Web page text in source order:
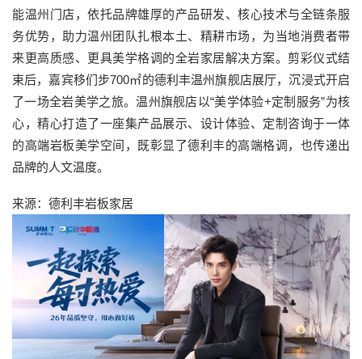
能温州门店，依托品牌雄厚的产品研发、核心技术与全链条服
务优势，助力温州团队扎根本土、精耕市场，为当地消费者带
来更高质感、更具美学格调的全岩家居解决方案。剪彩仪式结
束后，嘉宾移们步700㎡的德利丰温州旗舰店展厅，沉浸式开启
了一场全岩美学之旅。温州旗舰店以“美学体验+定制服务”为核
心，精心打造了一座集产品展示、设计体验、定制咨询于一体
的高端岩板美学空间，既彰显了德利丰的高端格调，也传递出
品牌的人文温度。
来源：德利丰岩板家居